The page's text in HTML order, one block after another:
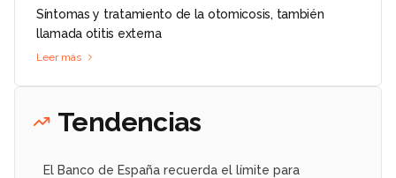
Síntomas y tratamiento de la otomicosis, también
llamada otitis externa
Leer más
Tendencias
El Banco de España recuerda el límite para